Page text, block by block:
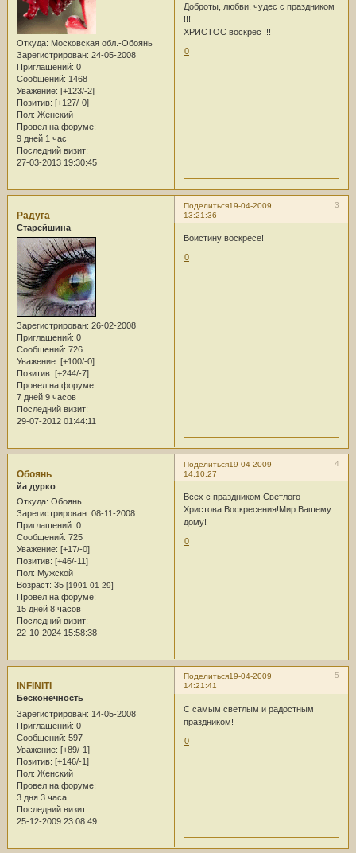
Откуда: Московская обл.-Обоянь
Зарегистрирован: 24-05-2008
Приглашений: 0
Сообщений: 1468
Уважение: [+123/-2]
Позитив: [+127/-0]
Пол: Женский
Провел на форуме:
9 дней 1 час
Последний визит:
27-03-2013 19:30:45
Доброты, любви, чудес с праздником
!!!
ХРИСТОС воскрес !!!
0
Поделиться 3
19-04-2009
13:21:36
Радуга
Старейшина
Зарегистрирован: 26-02-2008
Приглашений: 0
Сообщений: 726
Уважение: [+100/-0]
Позитив: [+244/-7]
Провел на форуме:
7 дней 9 часов
Последний визит:
29-07-2012 01:44:11
Воистину воскресе!
0
Поделиться 4
19-04-2009
14:10:27
Обоянь
йа дурко
Откуда: Обоянь
Зарегистрирован: 08-11-2008
Приглашений: 0
Сообщений: 725
Уважение: [+17/-0]
Позитив: [+46/-11]
Пол: Мужской
Возраст: 35 [1991-01-29]
Провел на форуме:
15 дней 8 часов
Последний визит:
22-10-2024 15:58:38
Всех с праздником Светлого
Христова Воскресения!Мир Вашему
дому!
0
Поделиться 5
19-04-2009
14:21:41
INFINITI
Бесконечность
Зарегистрирован: 14-05-2008
Приглашений: 0
Сообщений: 597
Уважение: [+89/-1]
Позитив: [+146/-1]
Пол: Женский
Провел на форуме:
3 дня 3 часа
Последний визит:
25-12-2009 23:08:49
С самым светлым и радостным
праздником!
0